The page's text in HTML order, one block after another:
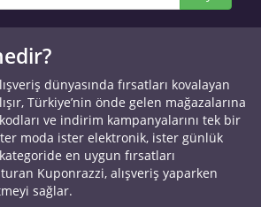
dünyasında fırsatları kovalayan
Türkiye’nin önde gelen mağazalarına
ve indirim kampanyalarını tek bir
moda ister elektronik, ister günlük
en uygun fırsatları
Kuponrazzi, alışveriş yaparken
sağlar.